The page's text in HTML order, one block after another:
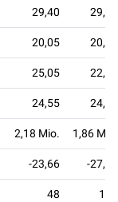
29,40 29,45
20,05 20,05
25,05 22,70
24,55 24,98
2,18 Mio. 1,86 Mio.
-23,66 -27,93
48 134